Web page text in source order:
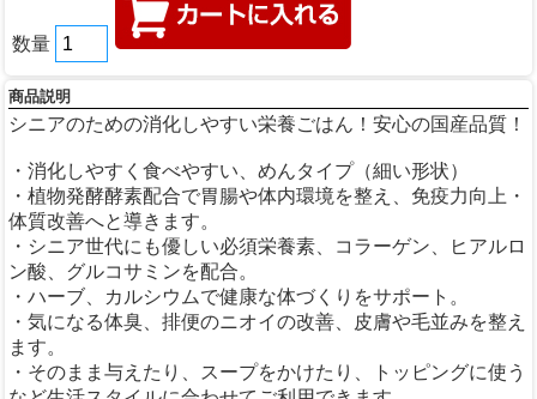
数量
商品説明
シニアのための消化しやすい栄養ごはん！安心の国産品質！
・消化しやすく食べやすい、めんタイプ（細い形状）
・植物発酵酵素配合で胃腸や体内環境を整え、免疫力向上・
体質改善へと導きます。
・シニア世代にも優しい必須栄養素、コラーゲン、ヒアルロ
ン酸、グルコサミンを配合。
・ハーブ、カルシウムで健康な体づくりをサポート。
・気になる体臭、排便のニオイの改善、皮膚や毛並みを整え
ます。
・そのまま与えたり、スープをかけたり、トッピングに使う